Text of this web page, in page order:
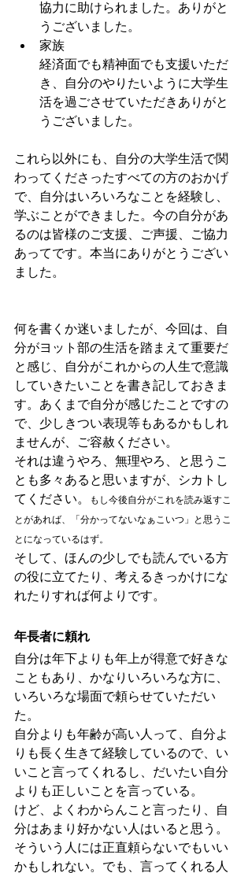
協力に助けられました。ありがと
うございました。
家族
経済面でも精神面でも支援いただ
き、自分のやりたいように大学生
活を過ごさせていただきありがと
うございました。
これら以外にも、自分の大学生活で関
わってくださったすべての方のおかげ
で、自分はいろいろなことを経験し、
学ぶことができました。今の自分があ
るのは皆様のご支援、ご声援、ご協力
あってです。本当にありがとうござい
ました。
何を書くか迷いましたが、今回は、自
分がヨット部の生活を踏まえて重要だ
と感じ、自分がこれからの人生で意識
していきたいことを書き記しておきま
す。あくまで自分が感じたことですの
で、少しきつい表現等もあるかもしれ
ませんが、ご容赦ください。
それは違うやろ、無理やろ、と思うこ
とも多々あると思いますが、シカトし
てください。
もし今後自分がこれを読み返すこ
とがあれば、「分かってないなぁこいつ」と思うこ
とになっているはず。
そして、ほんの少しでも読んでいる方
の役に立てたり、考えるきっかけにな
れたりすれば何よりです。
年長者に頼れ
自分は年下よりも年上が得意で好きな
こともあり、かなりいろいろな方に、
いろいろな場面で頼らせていただい
た。
自分よりも年齢が高い人って、自分よ
りも長く生きて経験しているので、い
いこと言ってくれるし、だいたい自分
よりも正しいことを言っている。
けど、よくわからんこと言ったり、自
分はあまり好かない人はいると思う。
そういう人には正直頼らないでもいい
かもしれない。でも、言ってくれる人